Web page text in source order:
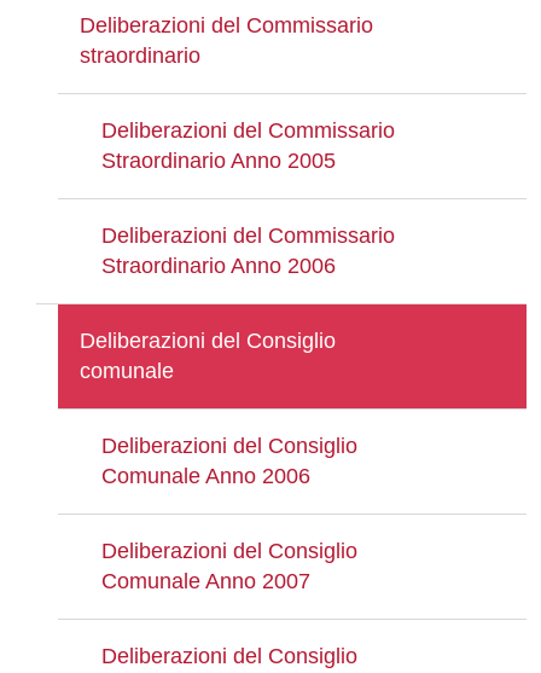
Deliberazioni del Commissario
straordinario
Deliberazioni del Commissario
Straordinario Anno 2005
Deliberazioni del Commissario
Straordinario Anno 2006
Deliberazioni del Consiglio
comunale
Deliberazioni del Consiglio
Comunale Anno 2006
Deliberazioni del Consiglio
Comunale Anno 2007
Deliberazioni del Consiglio